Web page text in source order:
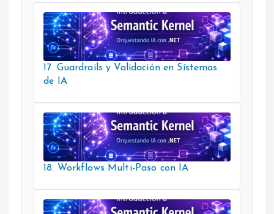
17. Guardrails y Validación en Sistemas
de IA
18. Workflows Multi-Paso con IA